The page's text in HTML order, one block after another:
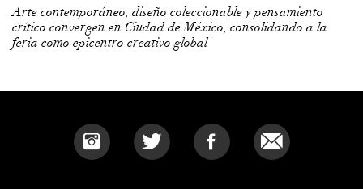
Arte contemporáneo, diseño coleccionable y pensamiento
crítico convergen en Ciudad de México, consolidando a la
feria como epicentro creativo global